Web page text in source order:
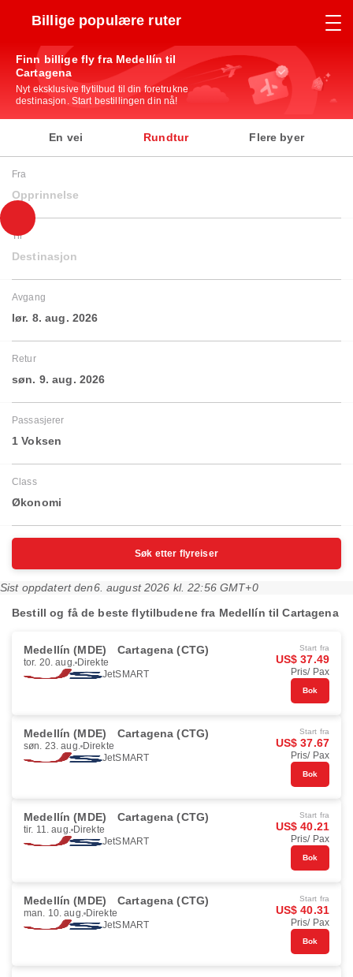
Billige populære ruter
Finn billige fly fra Medellín til
Cartagena
Nyt eksklusive flytilbud til din foretrukne
destinasjon. Start bestillingen din nå!
En vei Rundtur Flere byer
Fra
Opprinnelse
Til
Destinasjon
Avgang
lør. 8. aug. 2026
Retur
søn. 9. aug. 2026
Passasjerer
1 Voksen
Class
Økonomi
Søk etter flyreiser
Sist oppdatert den6. august 2026 kl. 22:56 GMT+0
Bestill og få de beste flytilbudene fra Medellín til Cartagena
Medellín (MDE) Cartagena (CTG)
tor. 20. aug. Direkte
JetSMART
Start fra
US$ 37.49
Pris/ Pax
Bok
Medellín (MDE) Cartagena (CTG)
søn. 23. aug. Direkte
JetSMART
Start fra
US$ 37.67
Pris/ Pax
Bok
Medellín (MDE) Cartagena (CTG)
tir. 11. aug. Direkte
JetSMART
Start fra
US$ 40.21
Pris/ Pax
Bok
Medellín (MDE) Cartagena (CTG)
man. 10. aug. Direkte
JetSMART
Start fra
US$ 40.31
Pris/ Pax
Bok